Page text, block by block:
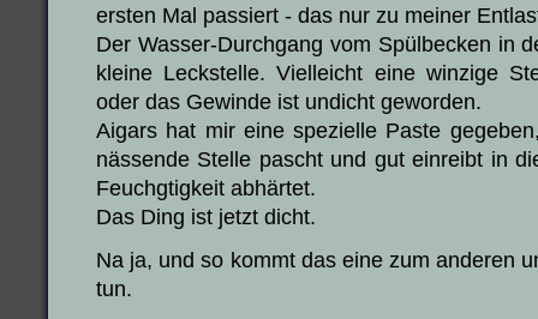
ersten Mal passiert - das nur zu meiner
Der Wasser-Durchgang vom Spülbecken in
kleine Leckstelle. Vielleicht eine winzige
oder das Gewinde ist undicht geworden.
Aigars hat mir eine spezielle Paste
nässende Stelle pascht und gut einreibt in
Feuchgtigkeit abhärtet.
Das Ding ist jetzt dicht.
Na ja, und so kommt das eine zum anderen
tun.